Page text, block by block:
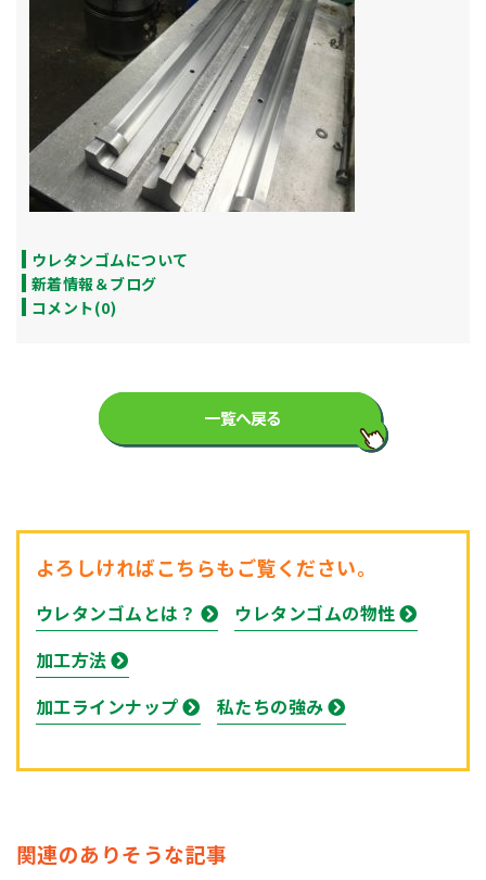
ウレタンゴムについて
新着情報＆ブログ
コメント(0)
一覧へ戻る
よろしければこちらもご覧ください。
ウレタンゴムとは？
ウレタンゴムの物性
加工方法
加工ラインナップ
私たちの強み
関連のありそうな記事